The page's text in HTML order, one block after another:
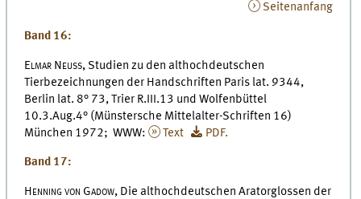
Seitenanfang
Band 16:
Elmar Neuss, Studien zu den althochdeutschen
Tierbezeichnungen der Handschriften Paris lat. 9344,
Berlin lat. 8° 73, Trier R.III.13 und Wolfenbüttel
10.3.Aug.4° (Münstersche Mittelalter-Schriften 16)
München 1972; WWW:
Text PDF.
Band 17:
Henning von Gadow, Die althochdeutschen Aratorglossen der